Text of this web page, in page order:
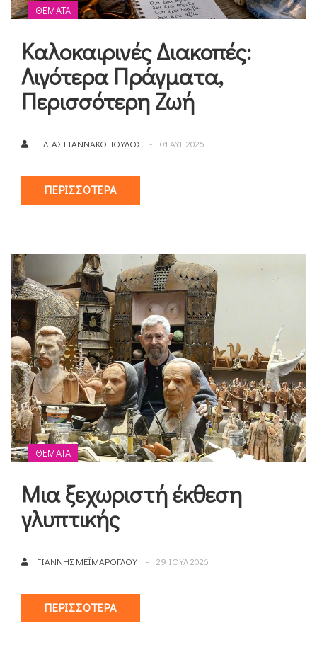
ΘΈΜΑΤΑ
Καλοκαιρινές Διακοπές:
Λιγότερα Πράγματα,
Περισσότερη Ζωή
ΗΛΊΑΣ ΓΙΑΝΝΑΚΌΠΟΥΛΟΣ 01 ΑΥΓ 2026
ΠΕΡΙΣΣΌΤΕΡΑ
ΘΈΜΑΤΑ
Μια ξεχωριστή έκθεση
γλυπτικής
ΓΙΆΝΝΗΣ ΜΕΪΜΆΡΟΓΛΟΥ 29 ΙΟΥΛ 2026
ΠΕΡΙΣΣΌΤΕΡΑ